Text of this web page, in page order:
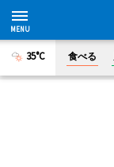
35°C 食べる